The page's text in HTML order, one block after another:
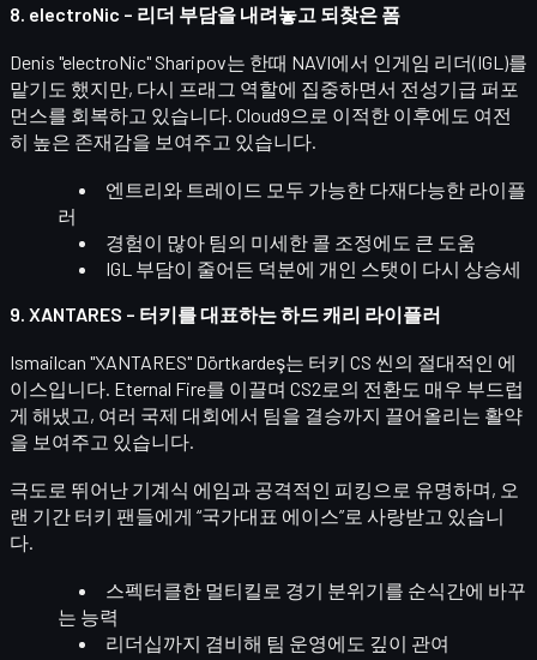
8. electroNic – 리더 부담을 내려놓고 되찾은 폼
Denis "electroNic" Sharipov는 한때 NAVI에서 인게임 리더(IGL)를
맡기도 했지만, 다시 프래그 역할에 집중하면서 전성기급 퍼포
먼스를 회복하고 있습니다. Cloud9으로 이적한 이후에도 여전
히 높은 존재감을 보여주고 있습니다.
엔트리와 트레이드 모두 가능한 다재다능한 라이플
러
경험이 많아 팀의 미세한 콜 조정에도 큰 도움
IGL 부담이 줄어든 덕분에 개인 스탯이 다시 상승세
9. XANTARES – 터키를 대표하는 하드 캐리 라이플러
Ismailcan "XANTARES" Dörtkardeş는 터키 CS 씬의 절대적인 에
이스입니다. Eternal Fire를 이끌며 CS2로의 전환도 매우 부드럽
게 해냈고, 여러 국제 대회에서 팀을 결승까지 끌어올리는 활약
을 보여주고 있습니다.
극도로 뛰어난 기계식 에임과 공격적인 피킹으로 유명하며, 오
랜 기간 터키 팬들에게 “국가대표 에이스”로 사랑받고 있습니
다.
스펙터클한 멀티킬 로 경기 분위기를 순식간에 바꾸
는 능력
리더십까지 겸비해 팀 운영에도 깊이 관여